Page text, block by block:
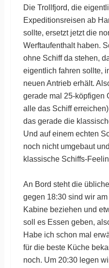
Die Trollfjord, die
Expeditionsreisen ab
sollte, ersetzt jetzt die
Werftaufenthalt haben.
ohne Schiff da stehen,
eigentlich fahren sollte,
neuen Antrieb erhält.
gerade mal 25-köpfigen
alle das Schiff
das gerade die
Und auf einem echten
noch nicht umgebaut
klassische Schiffs-
An Bord steht die
gegen 18:30 sind wir
Kabine beziehen und
soll es Essen geben,
Habe ich schon mal
für die beste Küche
noch. Um 20:30 legen